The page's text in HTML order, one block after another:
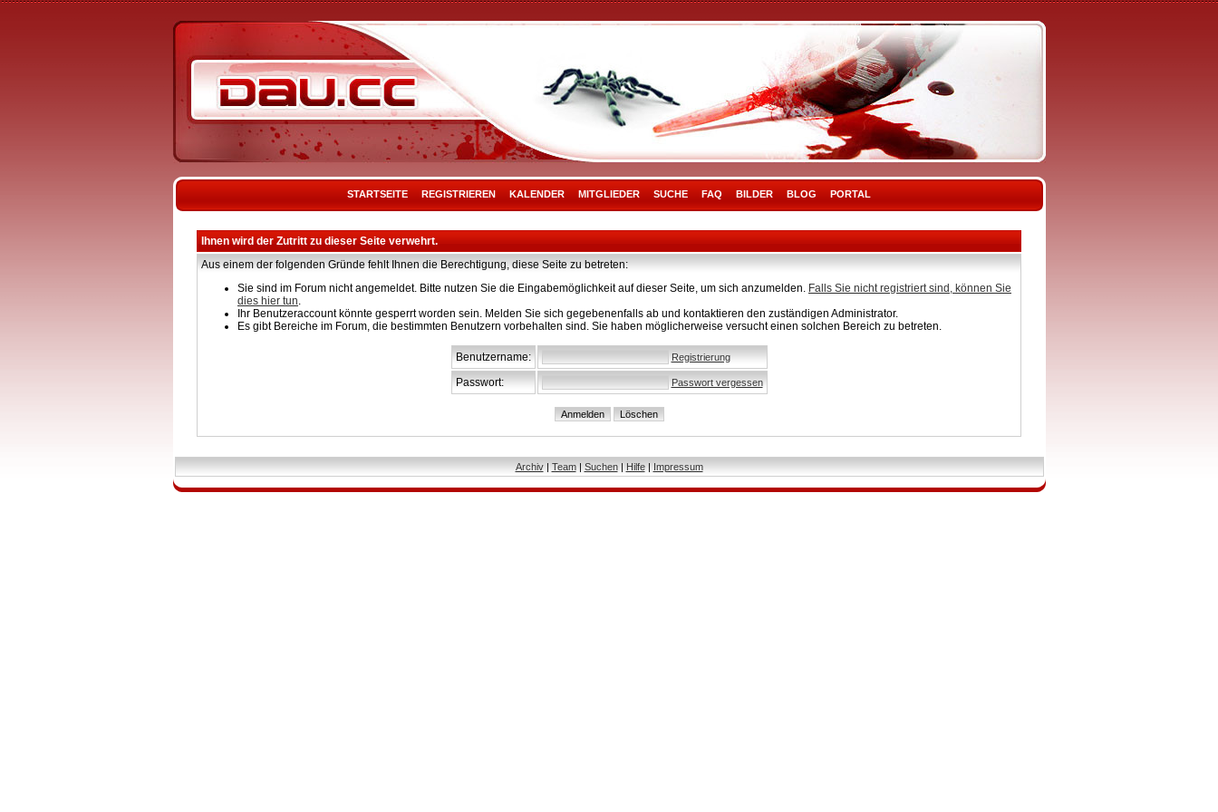
STARTSEITE REGISTRIEREN KALENDER MITGLIEDER SUCHE FAQ BILDER BLOG PORTAL
Ihnen wird der Zutritt zu dieser Seite verwehrt.
Aus einem der folgenden Gründe fehlt Ihnen die Berechtigung, diese Seite zu betreten:
Sie sind im Forum nicht angemeldet. Bitte nutzen Sie die Eingabemöglichkeit auf dieser Seite, um sich anzumelden. Falls Sie nicht registriert sind, können Sie
dies hier tun.
Ihr Benutzeraccount könnte gesperrt worden sein. Melden Sie sich gegebenenfalls ab und kontaktieren den zuständigen Administrator.
Es gibt Bereiche im Forum, die bestimmten Benutzern vorbehalten sind. Sie haben möglicherweise versucht einen solchen Bereich zu betreten.
Benutzername: Registrierung
Passwort: Passwort vergessen
Archiv| Team| Suchen| Hilfe| Impressum